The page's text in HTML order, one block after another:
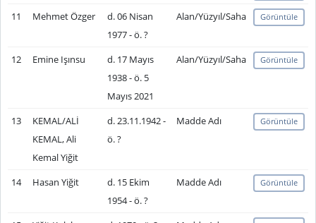
11 Mehmet Özger
d. 06 Nisan
1977 - ö. ?
Alan/Yüzyıl/Saha Görüntüle
12 Emine Işınsu
d. 17 Mayıs
1938 - ö. 5
Mayıs 2021
Alan/Yüzyıl/Saha Görüntüle
13
KEMAL/ALİ
KEMAL, Ali
Kemal Yiğit
d. 23.11.1942 -
ö. ?
Madde Adı Görüntüle
14 Hasan Yiğit
d. 15 Ekim
1954 - ö. ?
Madde Adı Görüntüle